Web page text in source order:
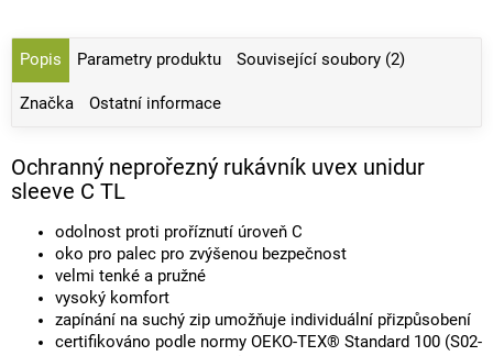
Popis Parametry produktu Související soubory (2)
Značka Ostatní informace
Ochranný neprořezný rukávník uvex unidur
sleeve C TL
odolnost proti proříznutí úroveň C
oko pro palec pro zvýšenou bezpečnost
velmi tenké a pružné
vysoký komfort
zapínání na suchý zip umožňuje individuální přizpůsobení
certifikováno podle normy OEKO-TEX® Standard 100 (S02-